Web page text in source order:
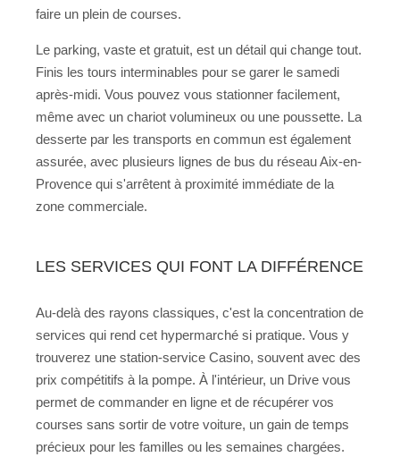
faire un plein de courses.
Le parking, vaste et gratuit, est un détail qui change tout.
Finis les tours interminables pour se garer le samedi
après-midi. Vous pouvez vous stationner facilement,
même avec un chariot volumineux ou une poussette. La
desserte par les transports en commun est également
assurée, avec plusieurs lignes de bus du réseau Aix-en-
Provence qui s'arrêtent à proximité immédiate de la
zone commerciale.
LES SERVICES QUI FONT LA DIFFÉRENCE
Au-delà des rayons classiques, c'est la concentration de
services qui rend cet hypermarché si pratique. Vous y
trouverez une station-service Casino, souvent avec des
prix compétitifs à la pompe. À l'intérieur, un Drive vous
permet de commander en ligne et de récupérer vos
courses sans sortir de votre voiture, un gain de temps
précieux pour les familles ou les semaines chargées.